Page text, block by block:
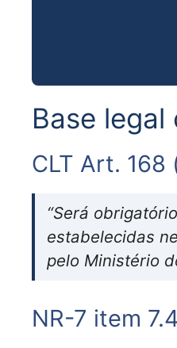
Base legal
CLT Art.
“Será
estabelecidas
pelo Ministério
NR-7 item